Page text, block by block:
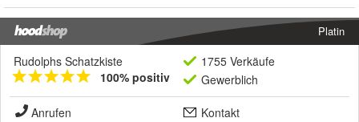
Platin
Rudolphs Schatzkiste
100% positiv
1755 Verkäufe
Gewerblich
Anrufen
Kontakt